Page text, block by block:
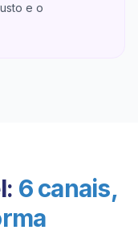
e o
6 canais,